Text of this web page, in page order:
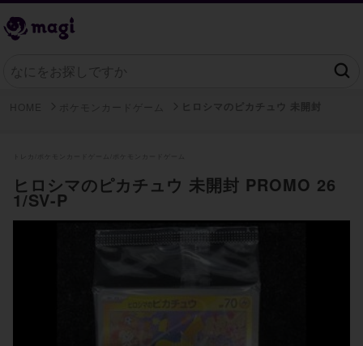
ヒロシマのピカチュウ 未開封 PROMO 26
1/SV-P